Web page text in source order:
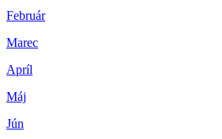
Február
Marec
Apríl
Máj
Jún